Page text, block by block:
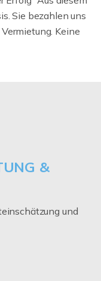
Sie bezahlen uns
Keine
&
und